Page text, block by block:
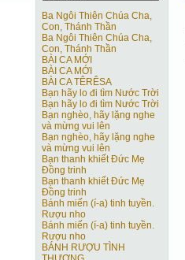
Ba Ngôi Thiên Chúa Cha,
Con, Thánh Thần
Ba Ngôi Thiên Chúa Cha,
Con, Thánh Thần
BÀI CA MỚI
BÀI CA MỚI
BÀI CA TÊRÊSA
Bạn hãy lo đi tìm Nước Trời
Bạn hãy lo đi tìm Nước Trời
Bạn nghèo, hãy lặng nghe
và mừng vui lên
Bạn nghèo, hãy lặng nghe
và mừng vui lên
Bạn thanh khiết Ðức Mẹ
Ðồng trinh
Bạn thanh khiết Ðức Mẹ
Ðồng trinh
Bánh miến (í-a) tinh tuyền.
Rượu nho
Bánh miến (í-a) tinh tuyền.
Rượu nho
BÁNH RƯỢU TÌNH